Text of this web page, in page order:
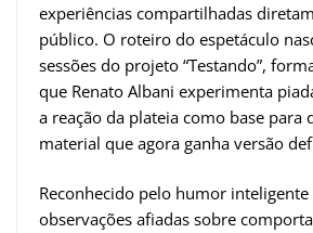
experiências compartilhadas
público. O roteiro do espetáculo
sessões do projeto “Testando”,
que Renato Albani experimenta
a reação da plateia como base para
material que agora ganha versão
Reconhecido pelo humor inteligente
observações afiadas sobre